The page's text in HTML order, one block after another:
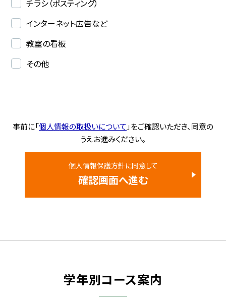
チラシ（ポスティング）
インターネット広告など
教室の看板
その他
事前に「個人情報の取扱いについて 」をご確認いただき、同意の
うえお進みください。
個人情報保護方針に同意して
学年別コース案内